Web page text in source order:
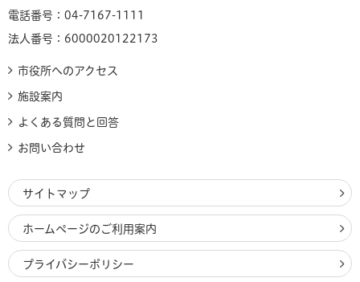
電話番号：04-7167-1111
法人番号：6000020122173
市役所へのアクセス
施設案内
よくある質問と回答
お問い合わせ
サイトマップ
ホームページのご利用案内
プライバシーポリシー